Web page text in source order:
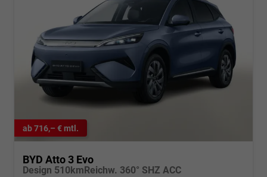
ab 716,– € mtl.
BYD Atto 3 Evo
Design 510kmReichw. 360° SHZ ACC